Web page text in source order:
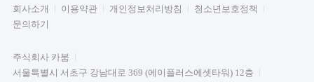
회사소개 이용약관 개인정보처리방침
청소년보호정책
문의하기
주식회사 카붐
서울특별시 서초구 강남대로 369 (에이플러스에셋타워) 12층